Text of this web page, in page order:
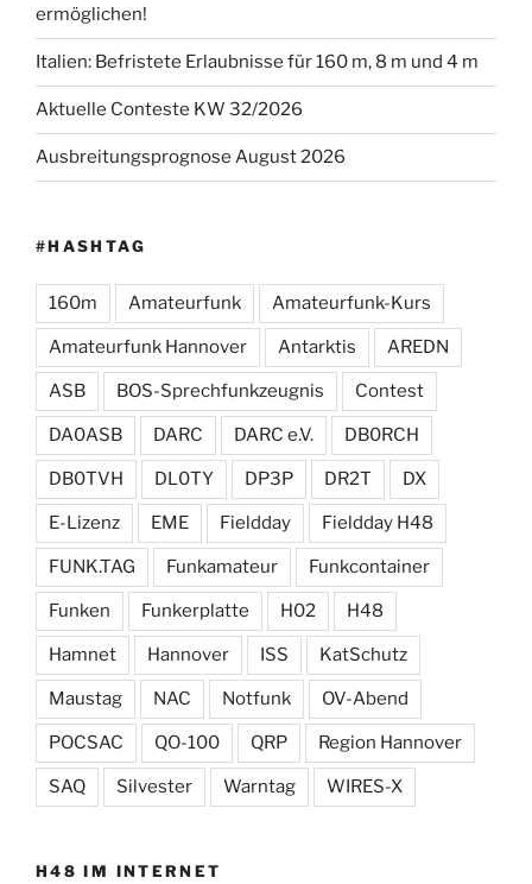
ermöglichen!
Italien: Befristete Erlaubnisse für 160 m, 8 m und 4 m
Aktuelle Conteste KW 32/2026
Ausbreitungsprognose August 2026
#HASHTAG
160m Amateurfunk Amateurfunk-Kurs
Amateurfunk Hannover Antarktis AREDN
ASB BOS-Sprechfunkzeugnis Contest
DA0ASB DARC DARC e.V. DB0RCH
DB0TVH DL0TY DP3P DR2T DX
E-Lizenz EME Fieldday Fieldday H48
FUNK.TAG Funkamateur Funkcontainer
Funken Funkerplatte H02 H48
Hamnet Hannover ISS KatSchutz
Maustag NAC Notfunk OV-Abend
POCSAC QO-100 QRP Region Hannover
SAQ Silvester Warntag WIRES-X
H48 IM INTERNET